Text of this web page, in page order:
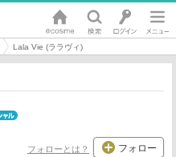
Lala Vie (ララヴィ)
フォローとは？ フォロー